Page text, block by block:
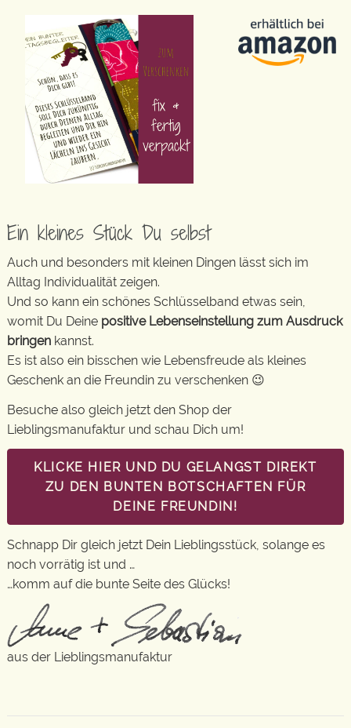
Ein kleines Stück Du selbst
Auch und besonders mit kleinen Dingen lässt sich im
Alltag Individualität zeigen.
Und so kann ein schönes Schlüsselband etwas sein,
womit Du Deine positive Lebenseinstellung zum Ausdruck
bringen kannst.
Es ist also ein bisschen wie Lebensfreude als kleines
Geschenk an die Freundin zu verschenken 😉
Besuche also gleich jetzt den Shop der
Lieblingsmanufaktur und schau Dich um!
KLICKE HIER UND DU GELANGST DIREKT
ZU DEN BUNTEN BOTSCHAFTEN FÜR
DEINE FREUNDIN!
Schnapp Dir gleich jetzt Dein Lieblingsstück, solange es
noch vorrätig ist und …
…komm auf die bunte Seite des Glücks!
aus der Lieblingsmanufaktur